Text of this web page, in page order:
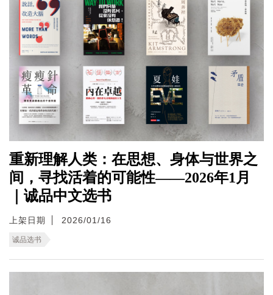
重新理解人类：在思想、身体与世界之
间，寻找活着的可能性——2026年1月
｜诚品中文选书
上架日期 2026/01/16
诚品选书